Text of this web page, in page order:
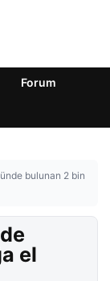
Forum
bulunan 2 bin
el